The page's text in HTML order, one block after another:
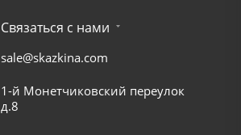
Связаться с нами
sale@skazkina.com
1-й Монетчиковский переулок
д.8